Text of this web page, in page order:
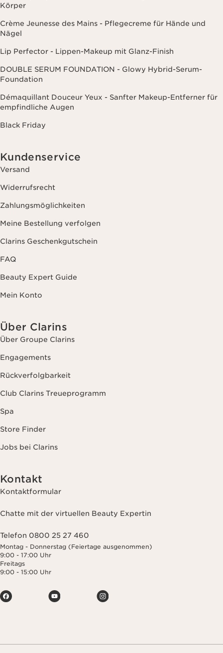
Körper
Crème Jeunesse des Mains - Pflegecreme für Hände und
Nägel
Lip Perfector - Lippen-Makeup mit Glanz-Finish
DOUBLE SERUM FOUNDATION - Glowy Hybrid-Serum-
Foundation
Démaquillant Douceur Yeux - Sanfter Makeup-Entferner für
empfindliche Augen
Black Friday
Kundenservice
Versand
Widerrufsrecht
Zahlungsmöglichkeiten
Meine Bestellung verfolgen
Clarins Geschenkgutschein
FAQ
Beauty Expert Guide
Mein Konto
Über Clarins
Über Groupe Clarins
Engagements
Rückverfolgbarkeit
Club Clarins Treueprogramm
Spa
Store Finder
Jobs bei Clarins
Kontakt
Kontaktformular
Chatte mit der virtuellen Beauty Expertin
Telefon 0800 25 27 460
Montag - Donnerstag (Feiertage ausgenommen)
9:00 - 17:00 Uhr
Freitags
9:00 - 15:00 Uhr